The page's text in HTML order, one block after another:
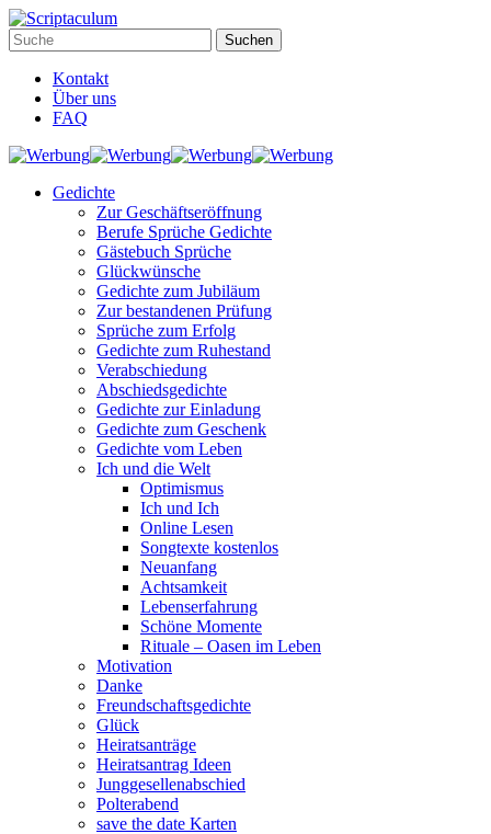
Kontakt
Über uns
FAQ
Gedichte
Zur Geschäftseröffnung
Berufe Sprüche Gedichte
Gästebuch Sprüche
Glückwünsche
Gedichte zum Jubiläum
Zur bestandenen Prüfung
Sprüche zum Erfolg
Gedichte zum Ruhestand
Verabschiedung
Abschiedsgedichte
Gedichte zur Einladung
Gedichte zum Geschenk
Gedichte vom Leben
Ich und die Welt
Optimismus
Ich und Ich
Online Lesen
Songtexte kostenlos
Neuanfang
Achtsamkeit
Lebenserfahrung
Schöne Momente
Rituale – Oasen im Leben
Motivation
Danke
Freundschaftsgedichte
Glück
Heiratsanträge
Heiratsantrag Ideen
Junggesellenabschied
Polterabend
save the date Karten